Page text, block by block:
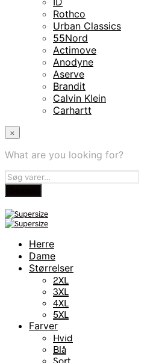
Rothco
Urban Classics
55Nord
Actimove
Anodyne
Aserve
Brandit
Calvin Klein
Carhartt
×
What are you looking for?
Herre
Dame
Størrelser
2XL
3XL
4XL
5XL
Farver
Hvid
Blå
Sort